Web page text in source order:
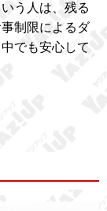
う人は、残る
制限によるダ
でも安心して